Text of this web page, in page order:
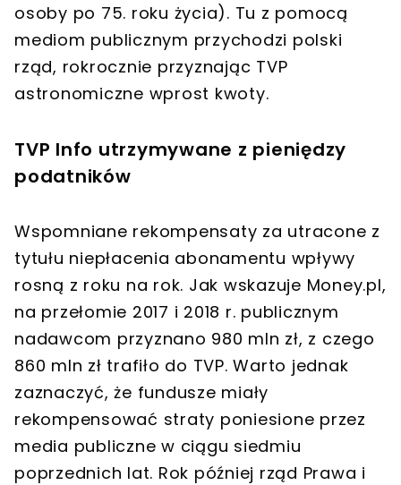
osoby po 75. roku życia). Tu z pomocą
mediom publicznym przychodzi polski
rząd, rokrocznie przyznając TVP
astronomiczne wprost kwoty.
TVP Info utrzymywane z pieniędzy
podatników
Wspomniane rekompensaty za utracone z
tytułu niepłacenia abonamentu wpływy
rosną z roku na rok. Jak wskazuje Money.pl,
na przełomie 2017 i 2018 r. publicznym
nadawcom przyznano 980 mln zł, z czego
860 mln zł trafiło do TVP. Warto jednak
zaznaczyć, że fundusze miały
rekompensować straty poniesione przez
media publiczne w ciągu siedmiu
poprzednich lat. Rok później rząd Prawa i